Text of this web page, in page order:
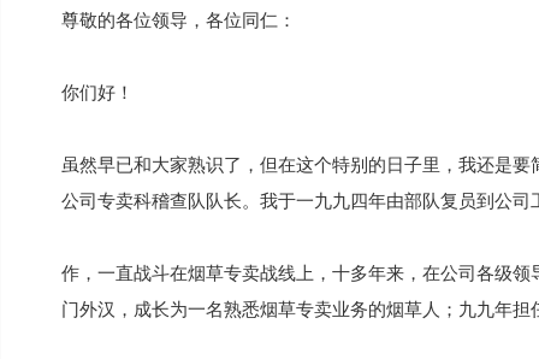
尊敬的各位领导，各位同仁：
你们好！
虽然早已和大家熟识了，但在这个特别的日子里，我还是
公司专卖科稽查队队长。我于一九九四年由部队复员到公司
作，一直战斗在烟草专卖战线上，十多年来，在公司各级
门外汉，成长为一名熟悉烟草专卖业务的烟草人；九九年担